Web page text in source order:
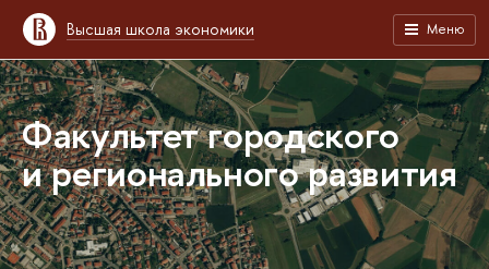
Высшая школа экономики Меню
Факультет городского
и регионального развития